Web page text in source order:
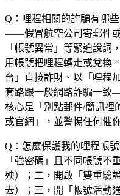
Q：哩程相關的詐騙有哪
——假冒航空公司寄郵件或
「帳號異常」等緊迫說詞
用帳號把哩程轉走或兌換
台」直接詐財、以「哩程
套路跟一般網路詐騙一致
核心是「別點郵件/簡訊裡
或官網」，並警惕任何催
Q：怎麼保護我的哩程帳號
「強密碼」且不同帳號不
殃）；二，開啟「雙重驗
去）；三，開「帳號活動